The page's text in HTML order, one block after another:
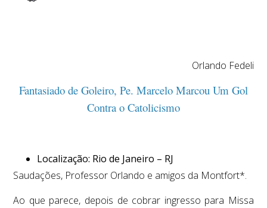
Orlando Fedeli
Fantasiado de Goleiro, Pe. Marcelo Marcou Um Gol
Contra o Catolicismo
Localização: Rio de Janeiro – RJ
Saudações, Professor Orlando e amigos da Montfort*.
Ao que parece, depois de cobrar ingresso para Missa